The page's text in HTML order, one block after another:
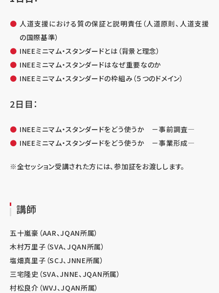
人道支援における質の保証と説明責任（人道原則、人道支援
の国際基準）
INEEミニマム・スタンダードとは（背景と理念）
INEEミニマム・スタンダードはなぜ重要なのか
INEEミニマム・スタンダードの枠組み（５つのドメイン）
2日目：
INEEミニマム・スタンダードをどう使うか －事前調査―
INEEミニマム・スタンダードをどう使うか －事業形成―
※全セッション受講された方には、参加証をお渡しします。
講師
五十嵐豪（AAR、JQAN所属）
木村万里子（SVA、JQAN所属）
塩畑真里子（SCJ、JNNE所属）
三宅隆史（SVA、JNNE、JQAN所属）
村松良介（WVJ、JQAN所属）